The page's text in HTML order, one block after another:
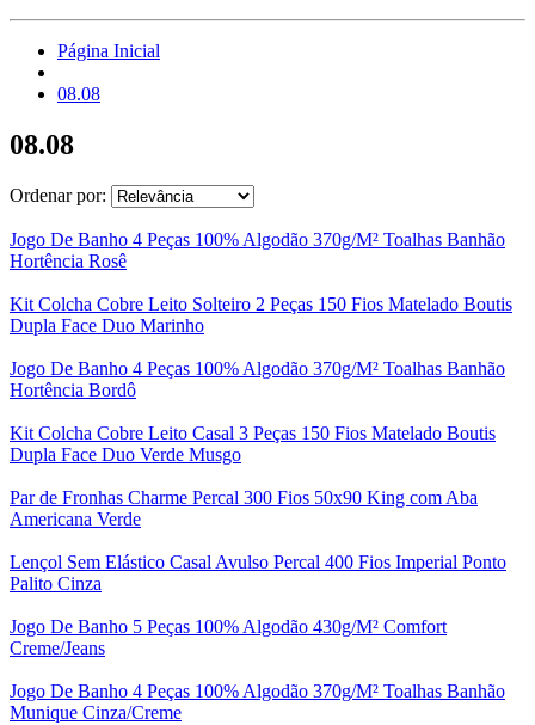
Página Inicial
08.08
08.08
Ordenar por:
Jogo De Banho 4 Peças 100% Algodão 370g/M² Toalhas Banhão
Hortência Rosê
Kit Colcha Cobre Leito Solteiro 2 Peças 150 Fios Matelado Boutis
Dupla Face Duo Marinho
Jogo De Banho 4 Peças 100% Algodão 370g/M² Toalhas Banhão
Hortência Bordô
Kit Colcha Cobre Leito Casal 3 Peças 150 Fios Matelado Boutis
Dupla Face Duo Verde Musgo
Par de Fronhas Charme Percal 300 Fios 50x90 King com Aba
Americana Verde
Lençol Sem Elástico Casal Avulso Percal 400 Fios Imperial Ponto
Palito Cinza
Jogo De Banho 5 Peças 100% Algodão 430g/M² Comfort
Creme/Jeans
Jogo De Banho 4 Peças 100% Algodão 370g/M² Toalhas Banhão
Munique Cinza/Creme